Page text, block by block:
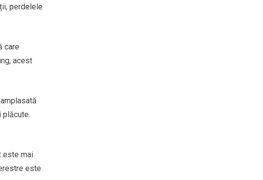
perdelele
care
acest
plăcute.
este mai
este